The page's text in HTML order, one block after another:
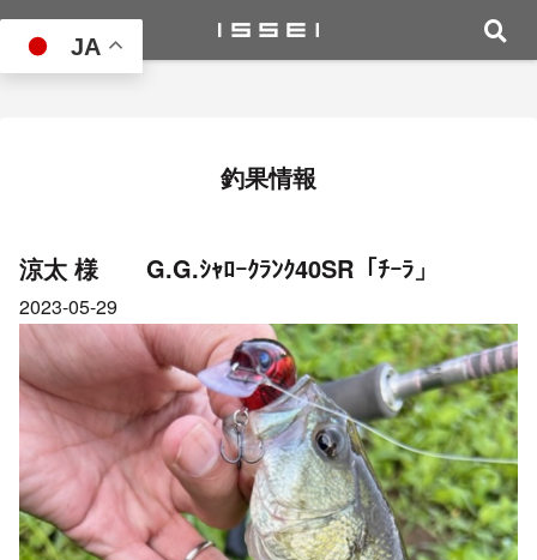
JA
釣果情報
涼太 様 G.G.ｼｬﾛｰｸﾗﾝｸ40SR「ﾁｰﾗ」
2023-05-29